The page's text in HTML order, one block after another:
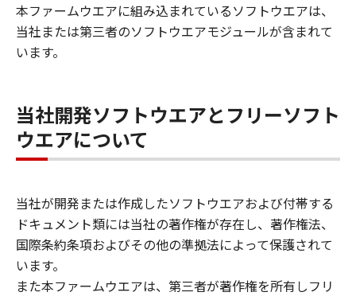
本ファームウエアに組み込まれているソフトウエアは、
当社または第三者のソフトウエアモジュールが含まれて
います。
当社開発ソフトウエアとフリーソフト
ウエアについて
当社が開発または作成したソフトウエアおよび付帯する
ドキュメント類には当社の著作権が存在し、著作権法、
国際条約条項およびその他の準拠法によって保護されて
います。
また本ファームウエアは、第三者が著作権を所有しフリ